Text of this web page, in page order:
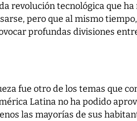
revolución tecnológica que ha
pero que al mismo
profundas divisiones
fue otro de los temas que
Latina no ha podido
las mayorías de sus